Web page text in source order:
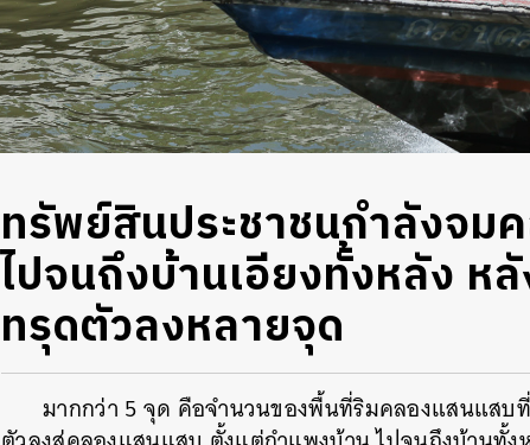
ทรัพย์สินประชาชนกำลังจ
ไปจนถึงบ้านเอียงทั้งหลัง ห
ทรุดตัวลงหลายจุด
มากกว่า 5 จุด คือจำนวนของพื้นที่ริมคลองแสนแสบ